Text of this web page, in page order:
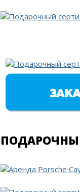
ПОДАРОЧНЫЙ